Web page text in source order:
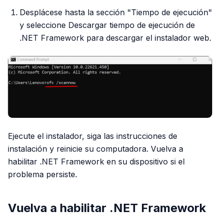
Desplácese hasta la sección "Tiempo de ejecución"
y seleccione Descargar tiempo de ejecución de
.NET Framework para descargar el instalador web.
Ejecute el instalador, siga las instrucciones de
instalación y reinicie su computadora. Vuelva a
habilitar .NET Framework en su dispositivo si el
problema persiste.
Vuelva a habilitar .NET Framework